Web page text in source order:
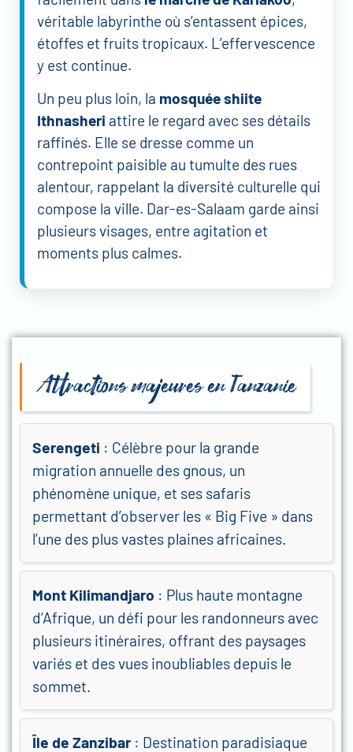
véritable labyrinthe où s’entassent épices,
étoffes et fruits tropicaux. L’effervescence
y est continue.
Un peu plus loin, la mosquée shiite
Ithnasheri attire le regard avec ses détails
raffinés. Elle se dresse comme un
contrepoint paisible au tumulte des rues
alentour, rappelant la diversité culturelle qui
compose la ville. Dar-es-Salaam garde ainsi
plusieurs visages, entre agitation et
moments plus calmes.
Attractions majeures en Tanzanie
Serengeti : Célèbre pour la grande
migration annuelle des gnous, un
phénomène unique, et ses safaris
permettant d’observer les « Big Five » dans
l’une des plus vastes plaines africaines.
Mont Kilimandjaro : Plus haute montagne
d’Afrique, un défi pour les randonneurs avec
plusieurs itinéraires, offrant des paysages
variés et des vues inoubliables depuis le
sommet.
Île de Zanzibar: Destination paradisiaque